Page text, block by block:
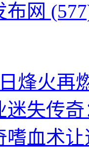
布网
烽火再
迷失传
嗜血术